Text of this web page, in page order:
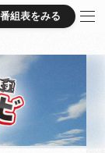
番組表をみる
番組表をみる